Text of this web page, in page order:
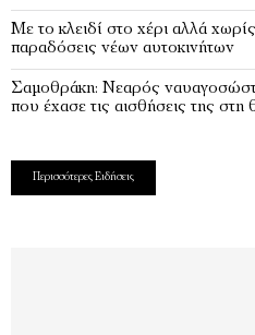
Με το κλειδί στο χέρι αλλά
παραδόσεις νέων αυτοκινήτων
Σαμοθράκη: Νεαρός
που έχασε τις αισθήσεις της στη
Περισσότερες Ειδήσεις